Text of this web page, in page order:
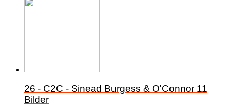
26 - C2C - Sinead Burgess & O'Connor 11
Bilder